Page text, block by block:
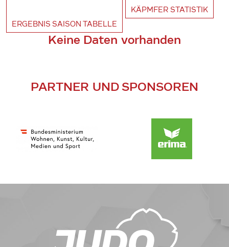
ERGEBNIS SAISON TABELLE
KÄPMFER STATISTIK
Keine Daten vorhanden
PARTNER UND SPONSOREN